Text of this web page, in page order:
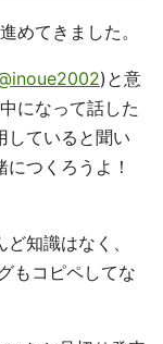
めてきました。
)と意
になって話した
していると聞い
つくろうよ！
知識はなく、
もコピペしてな